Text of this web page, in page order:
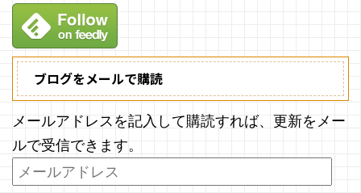
ブログをメールで購読
メールアドレスを記入して購読すれば、更新をメー
ルで受信できます。